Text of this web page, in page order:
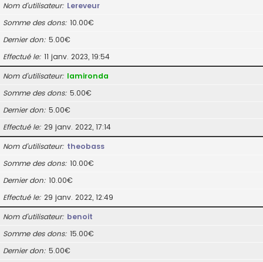
Nom d’utilisateur Lereveur
Somme des dons 10.00€
Dernier don 5.00€
Effectué le 11 janv. 2023, 19:54
Nom d’utilisateur lamironda
Somme des dons 5.00€
Dernier don 5.00€
Effectué le 29 janv. 2022, 17:14
Nom d’utilisateur theobass
Somme des dons 10.00€
Dernier don 10.00€
Effectué le 29 janv. 2022, 12:49
Nom d’utilisateur benoit
Somme des dons 15.00€
Dernier don 5.00€